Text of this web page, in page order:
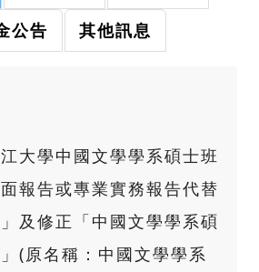
公告
其他訊息
大學中國文學學系碩士班
報告或專業實務報告代替
及修正「中國文學學系碩
(原名稱：中國文學學系